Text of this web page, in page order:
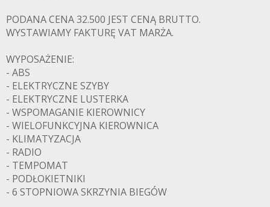
PODANA CENA 32.500 JEST CENĄ BRUTTO.
WYSTAWIAMY FAKTURĘ VAT MARŻA.
WYPOSAŻENIE:
- ABS
- ELEKTRYCZNE SZYBY
- ELEKTRYCZNE LUSTERKA
- WSPOMAGANIE KIEROWNICY
- WIELOFUNKCYJNA KIEROWNICA
- KLIMATYZACJA
- RADIO
- TEMPOMAT
- PODŁOKIETNIKI
- 6 STOPNIOWA SKRZYNIA BIEGÓW